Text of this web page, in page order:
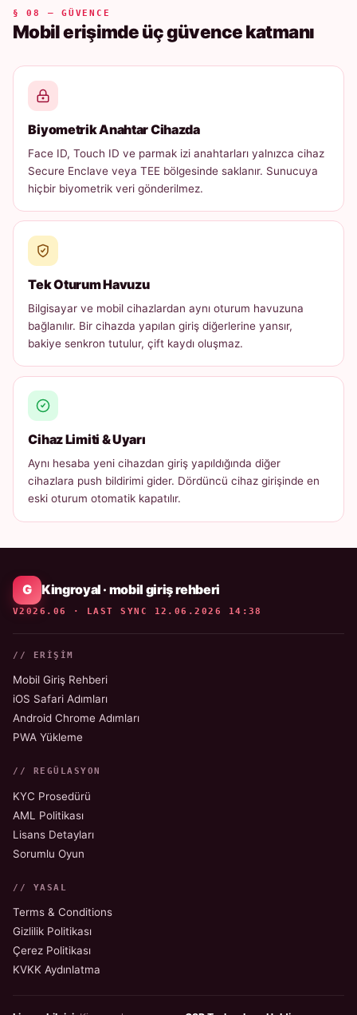
§ 08 — GÜVENCE
Mobil erişimde üç güvence katmanı
Biyometrik Anahtar Cihazda
Face ID, Touch ID ve parmak izi anahtarları yalnızca cihaz
Secure Enclave veya TEE bölgesinde saklanır. Sunucuya
hiçbir biyometrik veri gönderilmez.
Tek Oturum Havuzu
Bilgisayar ve mobil cihazlardan aynı oturum havuzuna
bağlanılır. Bir cihazda yapılan giriş diğerlerine yansır,
bakiye senkron tutulur, çift kaydı oluşmaz.
Cihaz Limiti & Uyarı
Aynı hesaba yeni cihazdan giriş yapıldığında diğer
cihazlara push bildirimi gider. Dördüncü cihaz girişinde en
eski oturum otomatik kapatılır.
Kingroyal · mobil giriş rehberi
V2026.06 · LAST SYNC 12.06.2026 14:38
// ERIŞIM
Mobil Giriş Rehberi
iOS Safari Adımları
Android Chrome Adımları
PWA Yükleme
// REGÜLASYON
KYC Prosedürü
AML Politikası
Lisans Detayları
Sorumlu Oyun
// YASAL
Terms & Conditions
Gizlilik Politikası
Çerez Politikası
KVKK Aydınlatma